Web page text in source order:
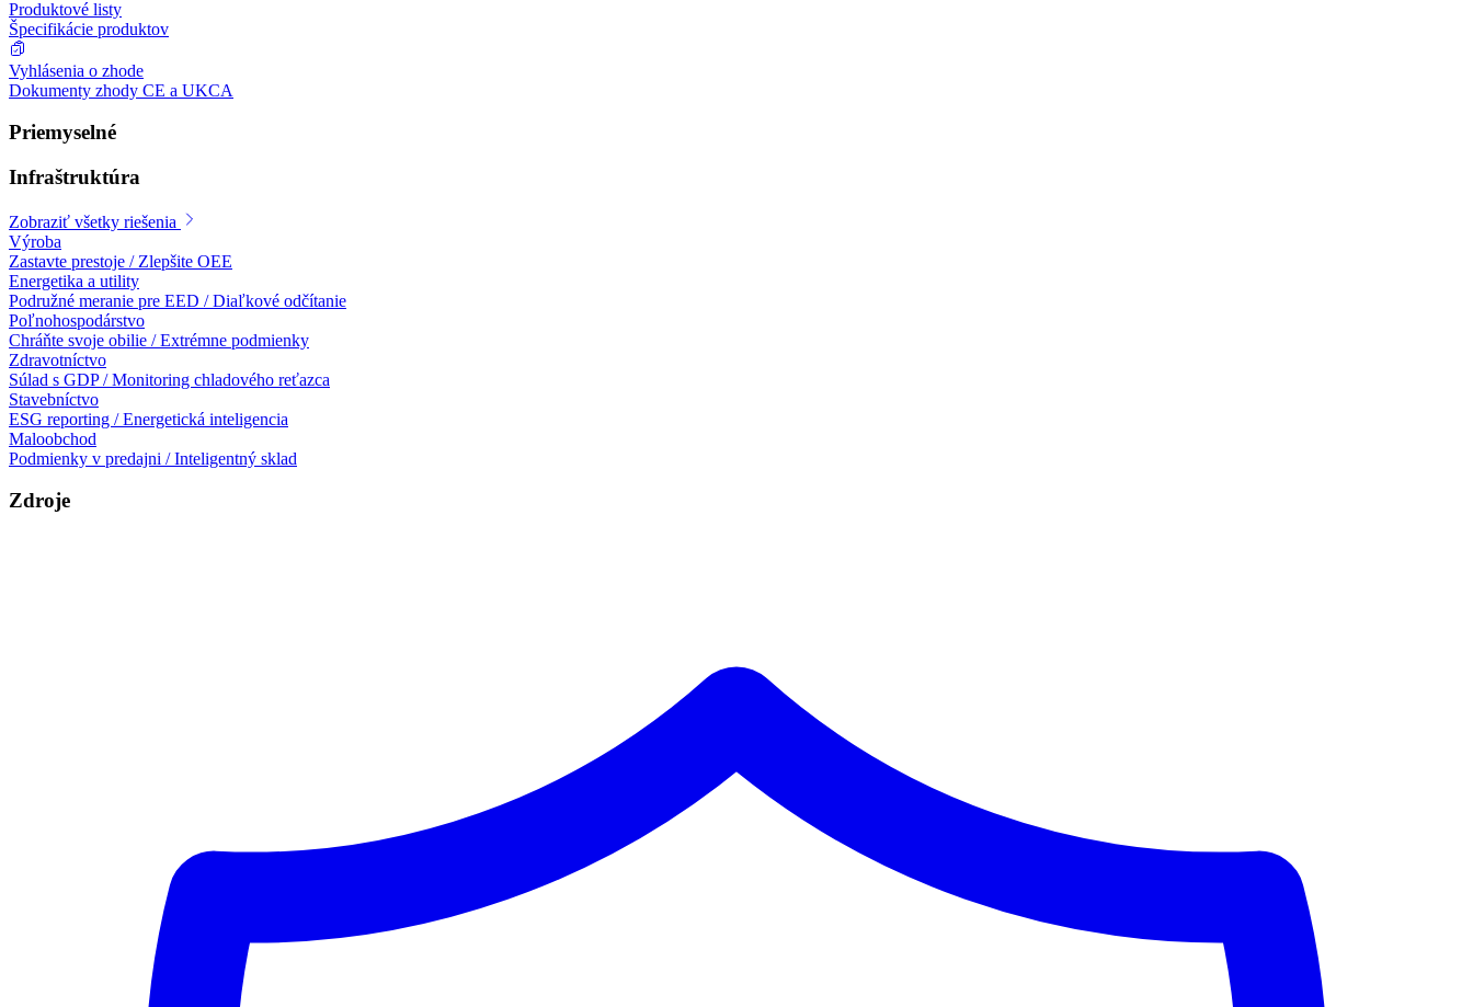
Produktové listy
Špecifikácie produktov
Vyhlásenia o zhode
Dokumenty zhody CE a UKCA
Priemyselné
Infraštruktúra
Zobraziť všetky riešenia
Výroba
Zastavte prestoje / Zlepšite OEE
Energetika a utility
Podružné meranie pre EED / Diaľkové odčítanie
Poľnohospodárstvo
Chráňte svoje obilie / Extrémne podmienky
Zdravotníctvo
Súlad s GDP / Monitoring chladového reťazca
Stavebníctvo
ESG reporting / Energetická inteligencia
Maloobchod
Podmienky v predajni / Inteligentný sklad
Zdroje